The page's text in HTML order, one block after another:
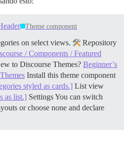
Theme component
on select views.
Repository
/ Components / Featured
to Discourse Themes? Beginner’s
Install this theme component
styled as cards.] List view
as list.] Settings You can switch
or choose none and declare